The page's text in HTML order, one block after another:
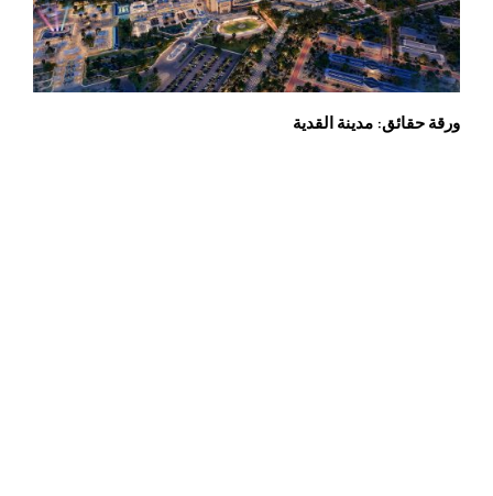
ورقة حقائق: مدينة القدية